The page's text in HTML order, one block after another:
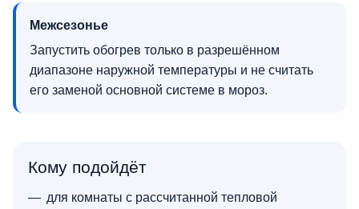
Межсезонье
Запустить обогрев только в разрешённом
диапазоне наружной температуры и не считать
его заменой основной системе в мороз.
Кому подойдёт
для комнаты с рассчитанной тепловой